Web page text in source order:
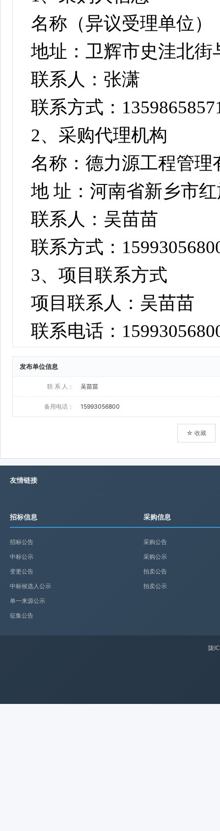
发布单位信息
联 系 人： 吴苗苗
备用电话： 15993056800
☆ 收藏
友情链接
招标信息
招标公告
中标公示
变更公告
中标候选人公示
单一来源公示
征集公告
采购信息
采购公告
采购公示
拍卖公告
拍卖公示
陇